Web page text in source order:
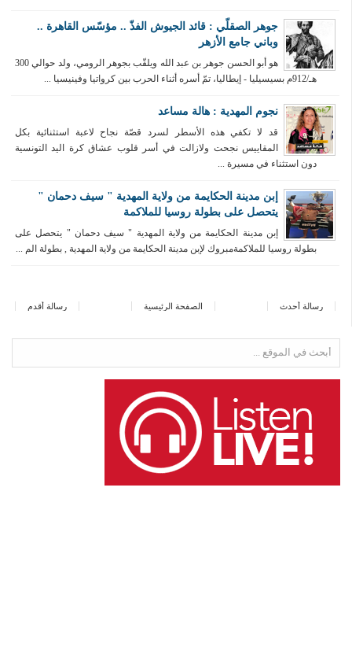
جوهر الصقلّي : قائد الجيوش الفذّ .. مؤسّس القاهرة ..
وباني جامع الأزهر
هو أبو الحسن جوهر بن عبد الله ويلقّب بجوهر الرومي، ولد حوالي 300
هـ/912م بسيسيليا - إيطاليا، تمّ أسره أثناء الحرب بين كرواتيا وفينيسيا ...
نجوم المهدية : هالة مساعد
قد لا تكفي هذه الأسطر لسرد قصّة نجاح لاعبة استثنائية بكل
المقاييس نجحت ولازالت في أسر قلوب عشاق كرة اليد التونسية
دون استثناء في مسيرة ...
إبن مدينة الحكايمة من ولاية المهدية " سيف دحمان "
يتحصل على بطولة روسيا للملاكمة
إبن مدينة الحكايمة من ولاية المهدية " سيف دحمان " يتحصل على
بطولة روسيا للملاكمةمبروك لإبن مدينة الحكايمة من ولاية المهدية , بطولة الم ...
رسالة أحدث رسالة أقدم الصفحة الرئيسية